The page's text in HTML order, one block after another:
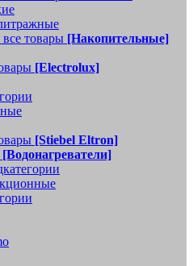
товары [Накопительные]
[Electrolux]
[Stiebel Eltron]
[Водонагреватели]